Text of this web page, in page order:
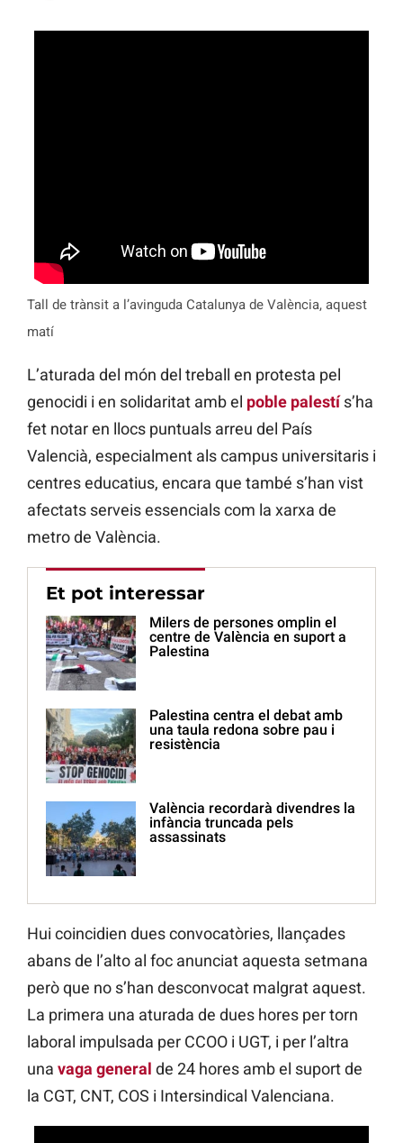
Tall de trànsit a l’avinguda Catalunya de València, aquest
matí
L’aturada del món del treball en protesta pel
genocidi i en solidaritat amb el poble palestís’ha
fet notar en llocs puntuals arreu del País
Valencià, especialment als campus universitaris i
centres educatius, encara que també s’han vist
afectats serveis essencials com la xarxa de
metro de València.
Et pot interessar
Milers de persones omplin el
centre de València en suport a
Palestina
Palestina centra el debat amb
una taula redona sobre pau i
resistència
València recordarà divendres la
infància truncada pels
assassinats
Hui coincidien dues convocatòries, llançades
abans de l’alto al foc anunciat aquesta setmana
però que no s’han desconvocat malgrat aquest.
La primera una aturada de dues hores per torn
laboral impulsada per CCOO i UGT, i per l’altra
una vaga general de 24 hores amb el suport de
la CGT, CNT, COS i Intersindical Valenciana.